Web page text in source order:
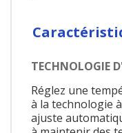
TECHNOLOGIE
Réglez une
à la technologie
ajuste